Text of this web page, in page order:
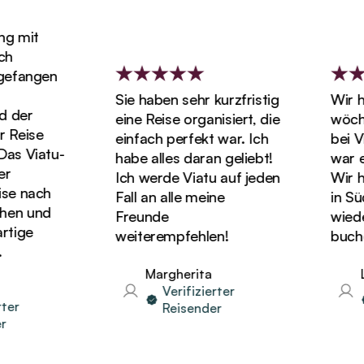
mit
der
Viatu-
nach
und
Sie haben sehr kurzfristig
eine Reise organisiert, die
einfach perfekt war. Ich
habe alles daran geliebt!
Ich werde Viatu auf jeden
Fall an alle meine
Freunde
weiterempfehlen!
Margherita
Verifizierter
Reisender
Wir
bei
war
Wir
in